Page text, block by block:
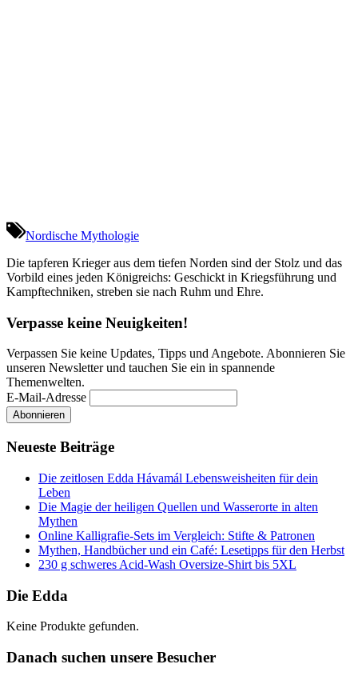
Nordische Mythologie
Die tapferen Krieger aus dem tiefen Norden sind der Stolz und das
Vorbild eines jeden Königreichs: Geschickt in Kriegsführung und
Kampftechniken, streben sie nach Ruhm und Ehre.
Verpasse keine Neuigkeiten!
Verpassen Sie keine Updates, Tipps und Angebote. Abonnieren Sie
unseren Newsletter und tauchen Sie ein in spannende
Themenwelten.
E-Mail-Adresse
Neueste Beiträge
Die zeitlosen Edda Hávamál Lebensweisheiten für dein
Leben
Die Magie der heiligen Quellen und Wasserorte in alten
Mythen
Online Kalligrafie‑Sets im Vergleich: Stifte & Patronen
Mythen, Handbücher und ein Café: Lesetipps für den Herbst
230 g schweres Acid-Wash Oversize-Shirt bis 5XL
Die Edda
Keine Produkte gefunden.
Danach suchen unsere Besucher